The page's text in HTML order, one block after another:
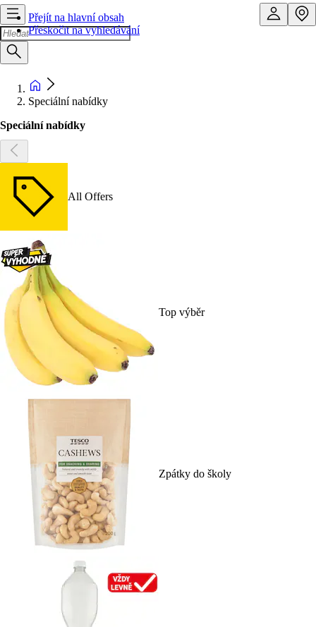
Přejít na hlavní obsah
Přeskočit na vyhledávání
Speciální nabídky
Speciální nabídky
All Offers
Top výběr
Zpátky do školy